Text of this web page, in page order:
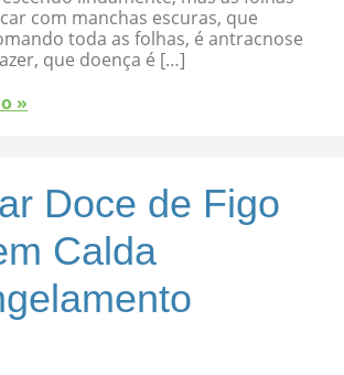
com manchas escuras, que
toda as folhas, é antracnose
que doença é […]
»
Doce de Figo
Calda